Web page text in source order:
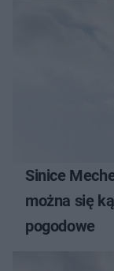
Sinice
można się
pogodowe